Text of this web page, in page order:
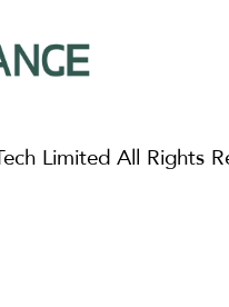
Limited All Rights